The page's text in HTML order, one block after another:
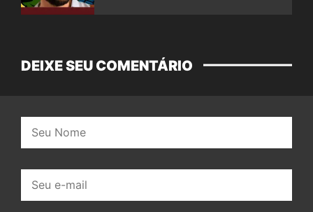
DEIXE SEU COMENTÁRIO
mail: